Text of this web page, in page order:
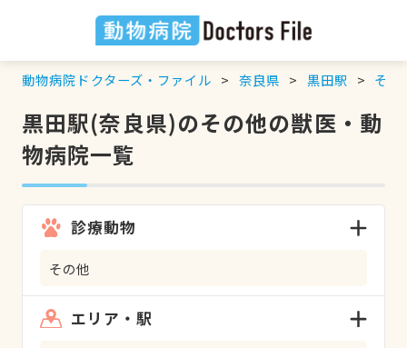
動物病院ドクターズ・ファイル 奈良県 黒田駅 その
黒田駅(奈良県)のその他の獣医・動
物病院一覧
診療動物
その他
エリア・駅